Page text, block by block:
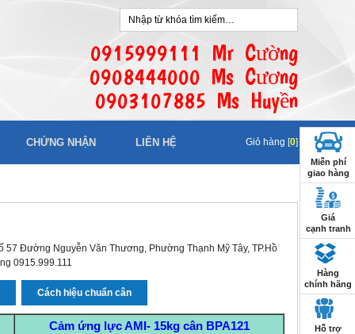
0915999111 Mr Cường
0908444000 Ms Cương
0903107885 Ms Huyền
CHỨNG NHẬN LIÊN HỆ Giỏ hàng [0]
57 Đường Nguyễn Văn Thương, Phường Thạnh Mỹ Tây, TP.Hồ
0915.999.111
Cách hiệu chuẩn cân
Cảm ứng lực AMI- 15kg cân BPA121
Miễn phí
giao hàng
Giá
cạnh tranh
Hàng
chính hãng
Hỗ trợ